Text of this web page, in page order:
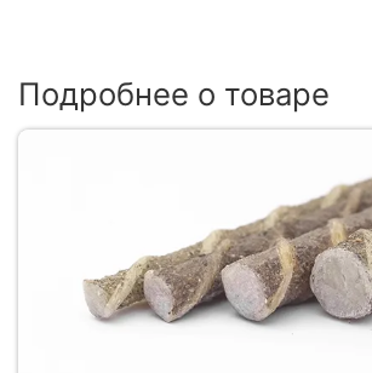
Подробнее о товаре